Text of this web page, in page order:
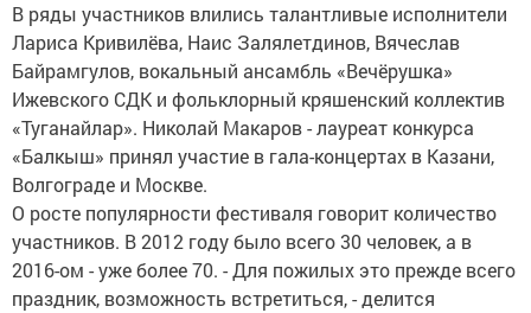
В ряды участников влились талантливые исполнители
Лариса Кривилёва, Наис Залялетдинов, Вячеслав
Байрамгулов, вокальный ансамбль «Вечёрушка»
Ижевского СДК и фольклорный кряшенский коллектив
«Туганайлар». Николай Макаров - лауреат конкурса
«Балкыш» принял участие в гала-концертах в Казани,
Волгограде и Москве.
О росте популярности фестиваля говорит количество
участников. В 2012 году было всего 30 человек, а в
2016-ом - уже более 70. - Для пожилых это прежде всего
праздник, возможность встретиться, - делится